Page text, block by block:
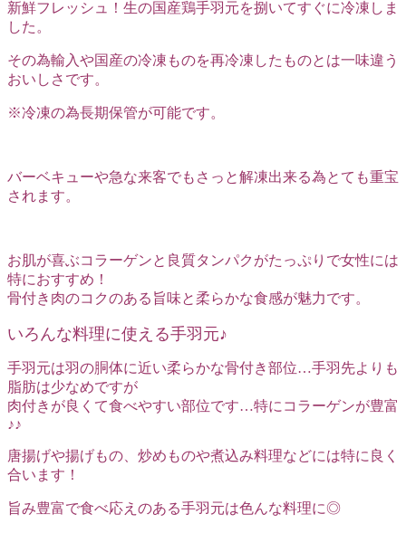
新鮮フレッシュ！生の国産鶏手羽元を捌いてすぐに冷凍しま
した。
その為輸入や国産の冷凍ものを再冷凍したものとは一味違う
おいしさです。
※冷凍の為長期保管が可能です。
バーベキューや急な来客でもさっと解凍出来る為とても重宝
されます。
お肌が喜ぶコラーゲンと良質タンパクがたっぷりで女性には
特におすすめ！
骨付き肉のコクのある旨味と柔らかな食感が魅力です。
いろんな料理に使える手羽元♪
手羽元は羽の胴体に近い柔らかな骨付き部位…手羽先よりも
脂肪は少なめですが
肉付きが良くて食べやすい部位です…特にコラーゲンが豊富
♪♪
唐揚げや揚げもの、炒めものや煮込み料理などには特に良く
合います！
旨み豊富で食べ応えのある手羽元は色んな料理に◎